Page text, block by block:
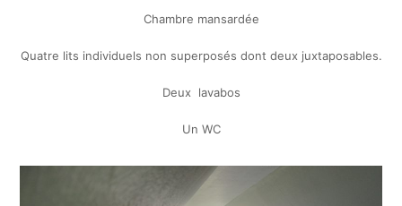
Chambre mansardée
Quatre lits individuels non superposés dont deux juxtaposables.
Deux lavabos
Un WC